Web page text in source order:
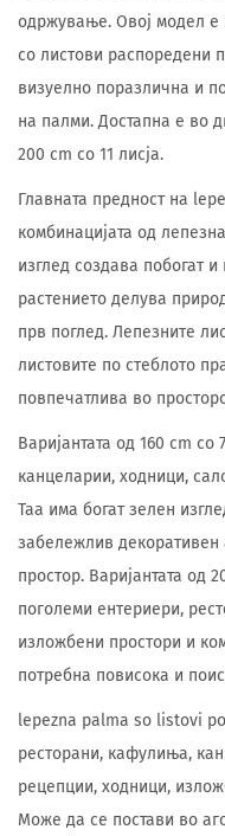
одржување. Овој модел е
со листови распоредени
визуелно поразлична и
на палми. Достапна е во
200 cm со 11 лисја.
Главната предност на
комбинацијата од
изглед создава побогат
растението делува
прв поглед. Лепезните
листовите по стеблото
повпечатлива во
Варијантата од 160 cm
канцеларии, ходници,
Таа има богат зелен
забележлив
простор. Варијантата од
поголеми ентериери,
изложбени простори и
потребна повисока и
lepezna palma so listovi
ресторани, кафулиња,
рецепции, ходници,
Може да се постави во